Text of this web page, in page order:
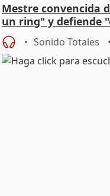
Mestre convencida
un ring" y defiende
Vox
Sonido Totales